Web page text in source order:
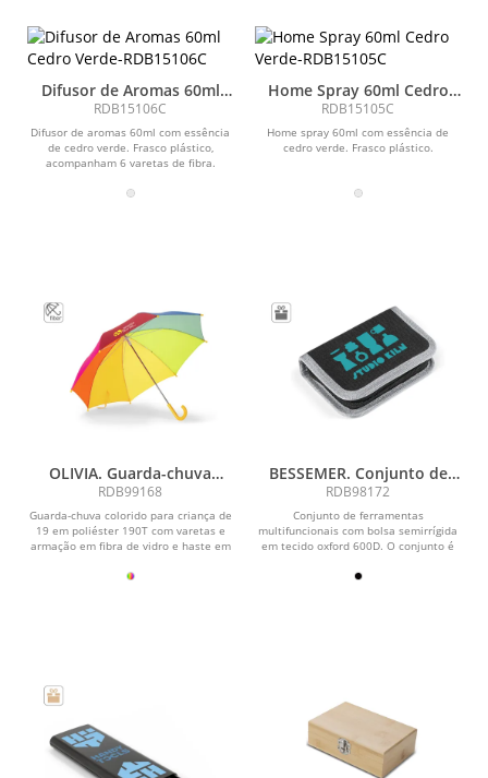
Difusor de Aromas 60ml
Cedro Verde
RDB15106C
Difusor de aromas 60ml com essência
de cedro verde. Frasco plástico,
acompanham 6 varetas de fibra.
Home Spray 60ml Cedro
Verde
RDB15105C
Home spray 60ml com essência de
cedro verde. Frasco plástico.
OLIVIA. Guarda-chuva
colorido para criança de 19
em poliéster 190T
RDB99168
Guarda-chuva colorido para criança de
19 em poliéster 190T com varetas e
armação em fibra de vidro e haste em
BESSEMER. Conjunto de
ferramentas
multifuncionais com 24
peças em aço de carbono
RDB98172
Conjunto de ferramentas
multifuncionais com bolsa semirrígida
em tecido oxford 600D. O conjunto é